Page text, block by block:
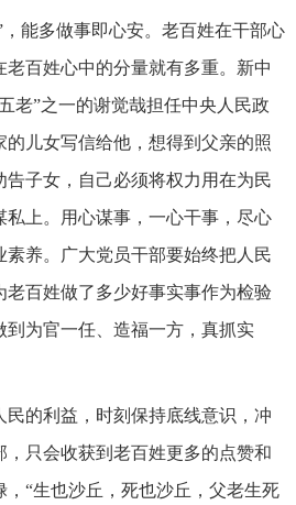
，能多做事即心安。老百姓在干部心
百姓心中的分量就有多重。新中
老”之一的谢觉哉担任中央人民政
的儿女写信给他，想得到父亲的照
告子女，自己必须将权力用在为民
私上。用心谋事，一心干事，尽心
素养。广大党员干部要始终把人民
老百姓做了多少好事实事作为检验
到为官一任、造福一方，真抓实
民的利益，时刻保持底线意识，冲
只会收获到老百姓更多的点赞和
“生也沙丘，死也沙丘，父老生死